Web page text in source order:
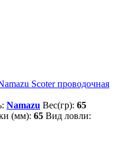
Scoter проводочная
Namazu Вес(гр): 65
(мм): 65 Вид ловли: